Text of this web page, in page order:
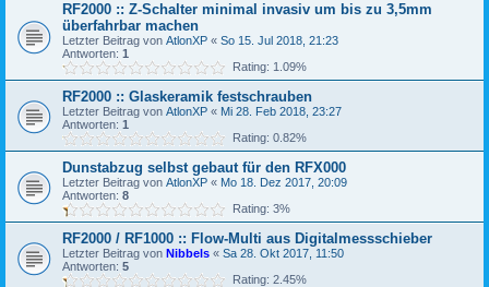
RF2000 :: Z-Schalter minimal invasiv um bis zu 3,5mm
überfahrbar machen
Letzter Beitrag von AtlonXP « So 15. Jul 2018, 21:23
Antworten: 1
Rating: 1.09%
RF2000 :: Glaskeramik festschrauben
Letzter Beitrag von AtlonXP « Mi 28. Feb 2018, 23:27
Antworten: 1
Rating: 0.82%
Dunstabzug selbst gebaut für den RFX000
Letzter Beitrag von AtlonXP « Mo 18. Dez 2017, 20:09
Antworten: 8
Rating: 3%
RF2000 / RF1000 :: Flow-Multi aus Digitalmessschieber
Letzter Beitrag von Nibbels « Sa 28. Okt 2017, 11:50
Antworten: 5
Rating: 2.45%